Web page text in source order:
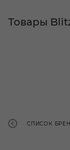
Товары
СПИСОК